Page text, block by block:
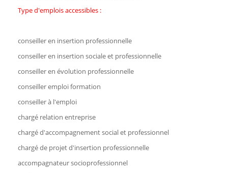
Type d'emplois accessibles :
conseiller en insertion professionnelle
conseiller en insertion sociale et professionnelle
conseiller en évolution professionnelle
conseiller emploi formation
conseiller à l'emploi
chargé relation entreprise
chargé d'accompagnement social et professionnel
chargé de projet d'insertion professionnelle
accompagnateur socioprofessionnel